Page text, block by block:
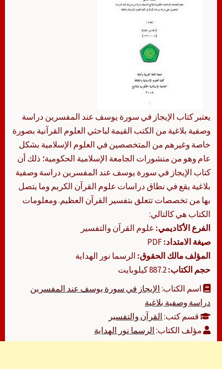
يعتبر كتاب الإيجاز في سورة يوسف عند المفسرين دراسة
وصفية بلاغية من الكتب القيمة لباحثي العلوم القرآنية بصورة
خاصة وغيرهم من المتخصصين في العلوم الإسلامية بشكل
عام وهو من منشورات الجامعة الإسلامية الحكومية؛ ذلك أن
كتاب الإيجاز في سورة يوسف عند المفسرين دراسة وصفية
بلاغية يقع في نطاق دراسات علوم القرآن الكريم وما يتصل
بها من تخصصات تتعلق بتفسير القرآن العظيم. ومعلومات
الكتاب هي كالتالي:
الفرع الأكاديمي: علوم القرآن والتفسير
صيغة الامتداد:
المؤلف مالك الحقوق: الرسما نور الهداية
حجم الكتاب:
اسم الكتاب:الإيجاز في سورة يوسف عند المفسرين
دراسة وصفية بلاغية
قسم كتب:القرآن والتفسير
مؤلف الكتاب:الرسما نور الهداية